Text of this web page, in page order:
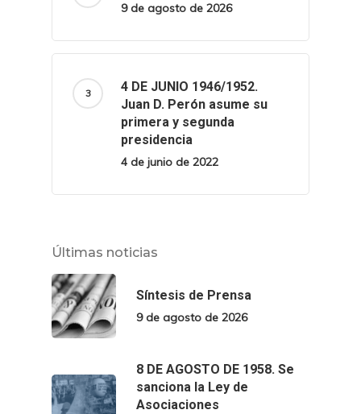
9 de agosto de 2026
4 DE JUNIO 1946/1952.
Juan D. Perón asume su
primera y segunda
presidencia
4 de junio de 2022
Últimas noticias
Síntesis de Prensa
9 de agosto de 2026
8 DE AGOSTO DE 1958. Se
sanciona la Ley de
Asociaciones